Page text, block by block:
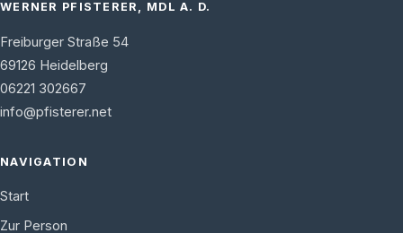
WERNER PFISTERER, MDL A. D.
Freiburger Straße 54
69126 Heidelberg
06221 302667
info@pfisterer.net
NAVIGATION
Start
Zur Person